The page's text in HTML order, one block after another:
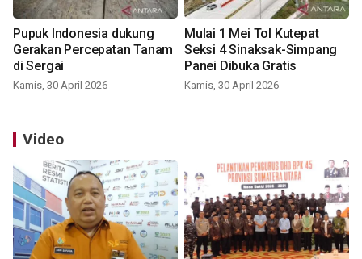
Pupuk Indonesia dukung
Gerakan Percepatan Tanam
di Sergai
Kamis, 30 April 2026
Mulai 1 Mei Tol Kutepat
Seksi 4 Sinaksak-Simpang
Panei Dibuka Gratis
Kamis, 30 April 2026
Video